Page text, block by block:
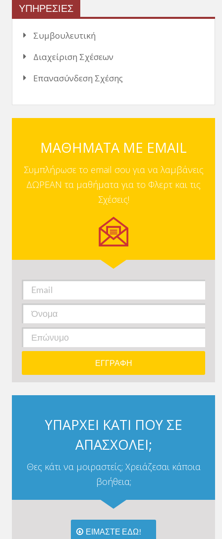
ΥΠΗΡΕΣΙΕΣ
Συμβουλευτική
Διαχείριση Σχέσεων
Επανασύνδεση Σχέσης
ΜΑΘΗΜΑΤΑ ΜΕ EMAIL
Συμπλήρωσε το email σου για να λαμβάνεις
ΔΩΡΕΑΝ τα μαθήματα για το Φλερτ και τις
Σχέσεις!
ΥΠΑΡΧΕΙ ΚΑΤΙ ΠΟΥ ΣΕ
ΑΠΑΣΧΟΛΕΙ;
Θες κάτι να μοιραστείς; Χρειάζεσαι κάποια
βοήθεια;
ΕΙΜΑΣΤΕ ΕΔΩ!